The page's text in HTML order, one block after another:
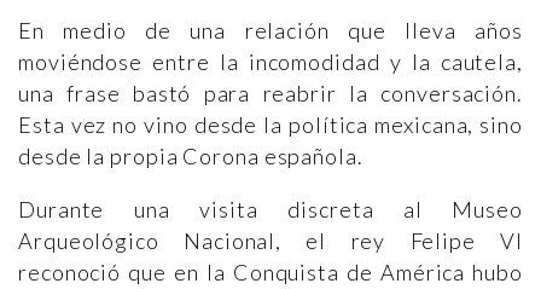
En medio de una relación que lleva años
moviéndose entre la incomodidad y la cautela,
una frase bastó para reabrir la conversación.
Esta vez no vino desde la política mexicana, sino
desde la propia Corona española.
Durante una visita discreta al Museo
Arqueológico Nacional, el rey Felipe VI
reconoció que en la Conquista de América hubo